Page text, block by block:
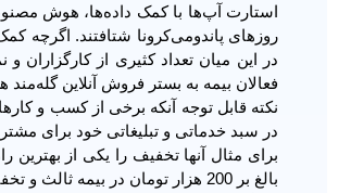
استارت آپ‌ها با کمک داده‌ها، هوش
روزهای پاندومی‌کرونا شتافتند. اگرچه
در این میان تعداد کثیری از
‌فعالان بیمه به بستر فروش آنلاین گله‌مند
نکته قابل توجه آنکه برخی از کسب و
در سبد خدماتی و تبلیغاتی خود برای
برای مثال آنها تخفیف را یکی از
بالغ بر 200 هزار تومان در بیمه ثالث و تخفیفاتی بالغ بر 350 هزار تومان در بیمه‌های بدنه اتومبیل به مشتری ارایه دهند.